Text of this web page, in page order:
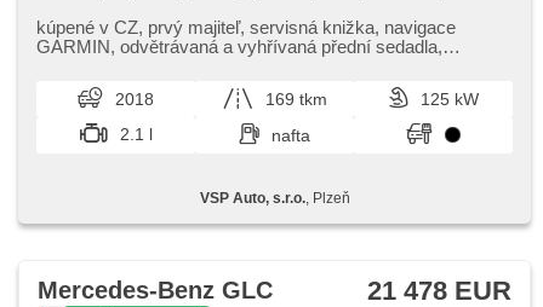
osvetlenie interiéru, zadná lakťová opierka, odvetrávané
sedadlá, isofix, el. nastaviteľné sedadlá, vyhrievané sedadlá,
automatické prepínanie diaľkových svetiel, hliníkové kolesá,
el. zrkadlá, vyhrievané zrkadlá, el. sklopné zrkadlá, senzor
stieračov, senzor svetiel, el. predné okná, el. okná, centrálne
zamykanie, radenie pádlami pod volantom, strešný nosič,
teplomer, posilňovač riadenia, stabilizácia podvozka (ESP),
protiprešmykový systém kolies (ASR), núdzové brzdenie
čalúnenie, spĺňa 'EURO VI', parkovacia kamera, ABS
kúpené v CZ,​ prvý majiteľ,​ servisná knižka,​ navigace
GARMIN,​ odvětrávaná a vyhřívaná přední sedadla,​
2018 169 tkm
125 kW
2.1 l
nafta
VSP Auto, s.r.o., Plzeň
Mercedes-Benz GLC 21 478 EUR